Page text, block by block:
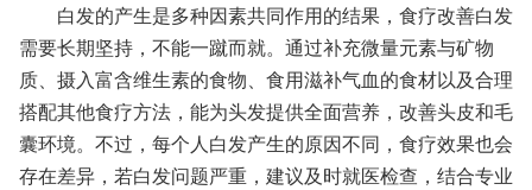
白发的产生是多种因素共同作用的结果，食疗改善白发
需要长期坚持，不能一蹴而就。通过补充微量元素与矿物
质、摄入富含维生素的食物、食用滋补气血的食材以及合理
搭配其他食疗方法，能为头发提供全面营养，改善头皮和毛
囊环境。不过，每个人白发产生的原因不同，食疗效果也会
存在差异，若白发问题严重，建议及时就医检查，结合专业